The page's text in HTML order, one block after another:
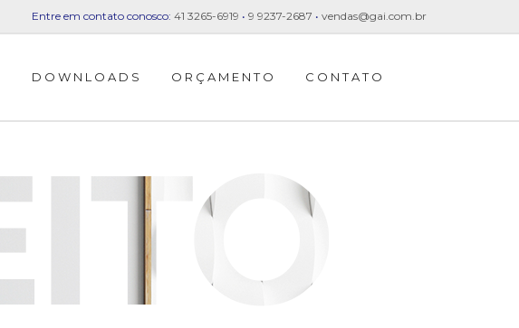
Entre em contato conosco: 41 3265-6919 • 9 9237-2687 • vendas@gai.com.br
DOWNLOADS ORÇAMENTO CONTATO